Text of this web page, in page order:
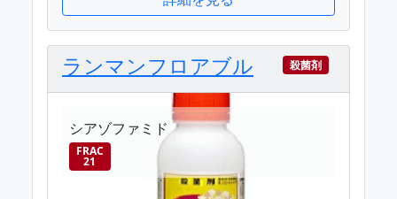
ランマンフロアブル 殺菌剤
シアゾファミド
FRAC
21